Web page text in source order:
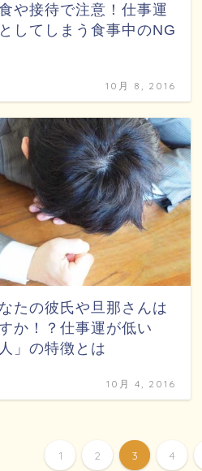
や接待で注意！仕事運
してしまう食事中のNG
10月 8, 2016
たの彼氏や旦那さんは
か！？仕事運が低い
」の特徴とは
10月 4, 2016
1 2 3 4